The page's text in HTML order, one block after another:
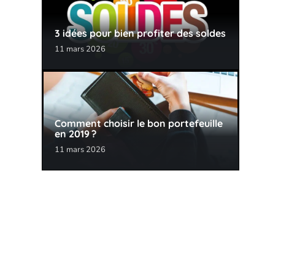
3 idées pour bien profiter des soldes
11 mars 2026
Comment choisir le bon portefeuille
en 2019 ?
11 mars 2026